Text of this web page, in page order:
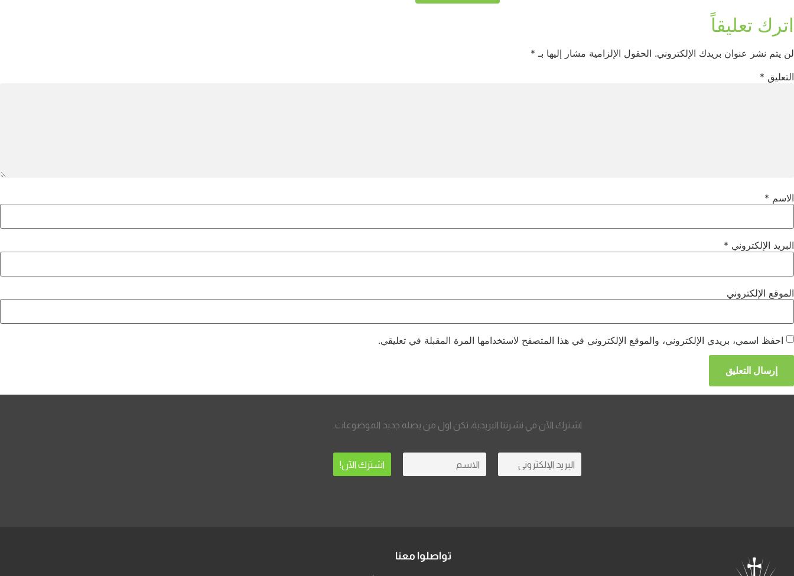
اترك تعليقاً
لن يتم نشر عنوان بريدك الإلكتروني. الحقول الإلزامية مشار إليها بـ *
التعليق *
الاسم *
البريد الإلكتروني *
الموقع الإلكتروني
احفظ اسمي، بريدي الإلكتروني، والموقع الإلكتروني في هذا المتصفح لاستخدامها المرة المقبلة في تعليقي.
اشترك الآن في نشرتنا البريدية، تكن اول من يصله جديد الموضوعات.
تواصلوا معنا